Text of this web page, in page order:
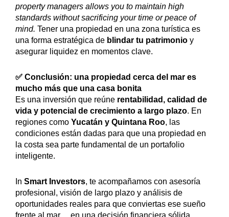
property managers allows you to maintain high
standards without sacrificing your time or peace of
mind. Tener una propiedad en una zona turística es
una forma estratégica de blindar tu patrimonio y
asegurar liquidez en momentos clave.
✅ Conclusión: una propiedad cerca del mar es
mucho más que una casa bonita
Es una inversión que reúne rentabilidad, calidad de
vida y potencial de crecimiento a largo plazo. En
regiones como Yucatán y Quintana Roo, las
condiciones están dadas para que una propiedad en
la costa sea parte fundamental de un portafolio
inteligente.
In Smart Investors, te acompañamos con asesoría
profesional, visión de largo plazo y análisis de
oportunidades reales para que conviertas ese sueño
frente al mar… en una decisión financiera sólida.